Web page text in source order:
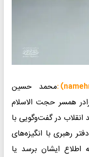
محمد حسین
همسر حجت الاسلام
در گفت‌وگویی با
رهبری با انگیزه‌های
اطلاع ایشان برسد یا